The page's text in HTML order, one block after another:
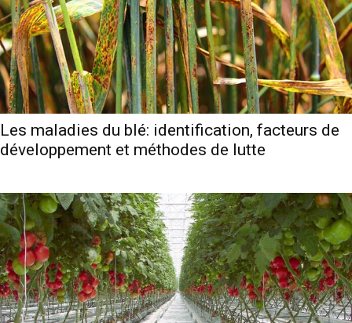
Les maladies du blé: identification, facteurs de
développement et méthodes de lutte